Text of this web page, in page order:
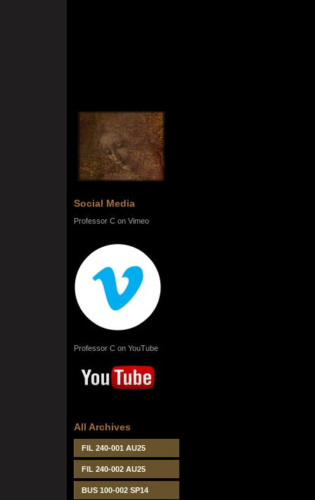
Social Media
Professor C on Vimeo
Professor C on YouTube
All Archives
FIL 240-001 AU25
FIL 240-002 AU25
BUS 100-002 SP14